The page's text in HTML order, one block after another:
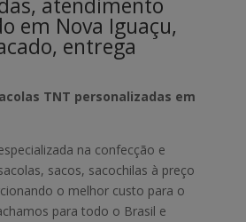
em Nova Iguaçu,
entrega
TNT personalizadas em
na confecção e
sacos, sacochilas à preço
o melhor custo para o
para todo o Brasil e